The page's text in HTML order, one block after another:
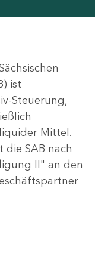
ist
Steuerung,
Mittel.
SAB nach
II" an den